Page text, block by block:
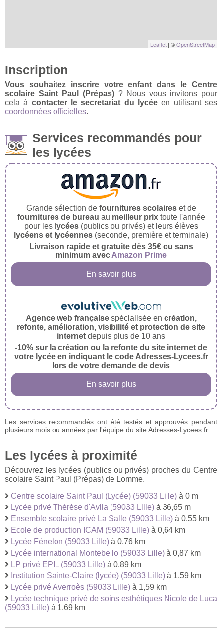
Leaflet | ©OpenStreetMap
Inscription
Vous souhaitez inscrire votre enfant dans le Centre
scolaire Saint Paul (Prépas)? Nous vous invitons pour
cela à contacter le secretariat du lycée en utilisant ses
coordonnées officielles.
Services recommandés pour
les lycées
Grande sélection de fournitures scolaireset de
fournitures de bureau au meilleur prixtoute l'année
pour les lycées(publics ou privés) et leurs élèves
lycéens et lycéennes (seconde, première et terminale)
Livraison rapide et gratuite dès 35€ ou sans
minimum avec Amazon Prime
En savoir plus
Agence web françaisespécialisée en création,
refonte, amélioration, visibilité et protection de site
internet depuis plus de 10 ans
-10% sur la création ou la refonte du site internet de
votre lycée en indiquant le code Adresses-Lycees.fr
lors de votre demande de devis
En savoir plus
Les services recommandés ont été testés et approuvés pendant
plusieurs mois ou années par l'équipe du site Adresses-Lycees.fr.
Les lycées à proximité
Découvrez les lycées (publics ou privés) proches du Centre
scolaire Saint Paul (Prépas) de Lomme.
Centre scolaire Saint Paul (Lycée) (59033 Lille) à 0 m
Lycée privé Thérèse d'Avila (59033 Lille) à 36,65 m
Ensemble scolaire privé La Salle (59033 Lille) à 0,55 km
Ecole de production ICAM (59033 Lille) à 0,64 km
Lycée Fénelon (59033 Lille) à 0,76 km
Lycée international Montebello (59033 Lille) à 0,87 km
LP privé EPIL (59033 Lille) à 0,89 km
Institution Sainte-Claire (lycée) (59033 Lille) à 1,59 km
Lycée privé Averroès (59033 Lille) à 1,59 km
Lycée technique privé de soins esthétiques Nicole de Luca
(59033 Lille) à 1,69 km